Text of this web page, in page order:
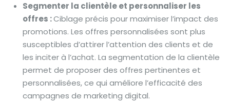
Segmenter la clientèle et personnaliser les
offres :Ciblage précis pour maximiser l’impact des
promotions. Les offres personnalisées sont plus
susceptibles d’attirer l’attention des clients et de
les inciter à l’achat. La segmentation de la clientèle
permet de proposer des offres pertinentes et
personnalisées, ce qui améliore l’efficacité des
campagnes de marketing digital.